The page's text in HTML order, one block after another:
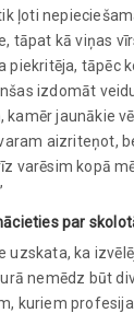
ļoti
tāpat kā viņas
piekritēja, tāpēc
izdomāt
kamēr jaunākie
aizriteņot,
varēsim kopā
par
uzskata, ka
nemēdz būt
kuriem